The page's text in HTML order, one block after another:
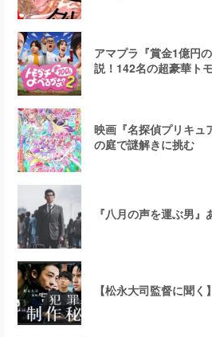
アマプラ『賞金1億円
説！142名の超豪華ト
映画『名探偵プリキュ
の庭で謎解きに挑む
『八月の声を運ぶ男
【松永大司監督に聞